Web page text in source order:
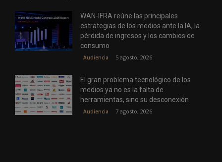
WAN-IFRA reúne las principales
estrategias de los medios ante la IA, la
pérdida de ingresos y los cambios de
consumo
Audiencia 5 agosto, 2026
El gran problema tecnológico de los
medios ya no es la falta de
herramientas, sino su desconexión
Audiencia 7 agosto, 2026